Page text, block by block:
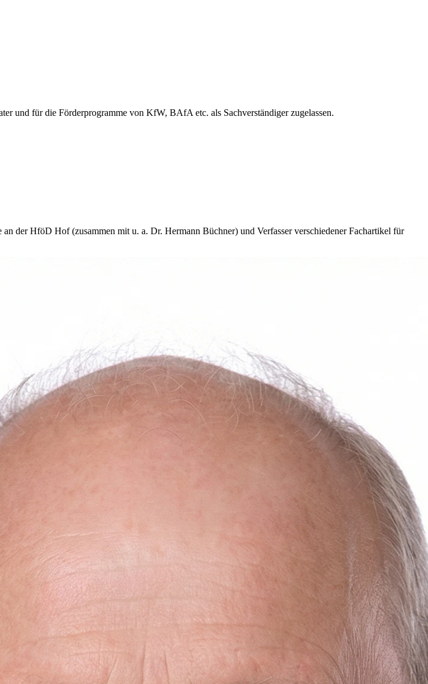
und für die Förderprogramme von KfW, BAfA etc. als Sachverständiger zugelassen.
der HföD Hof (zusammen mit u. a. Dr. Hermann Büchner) und Verfasser verschiedener Fachartikel für